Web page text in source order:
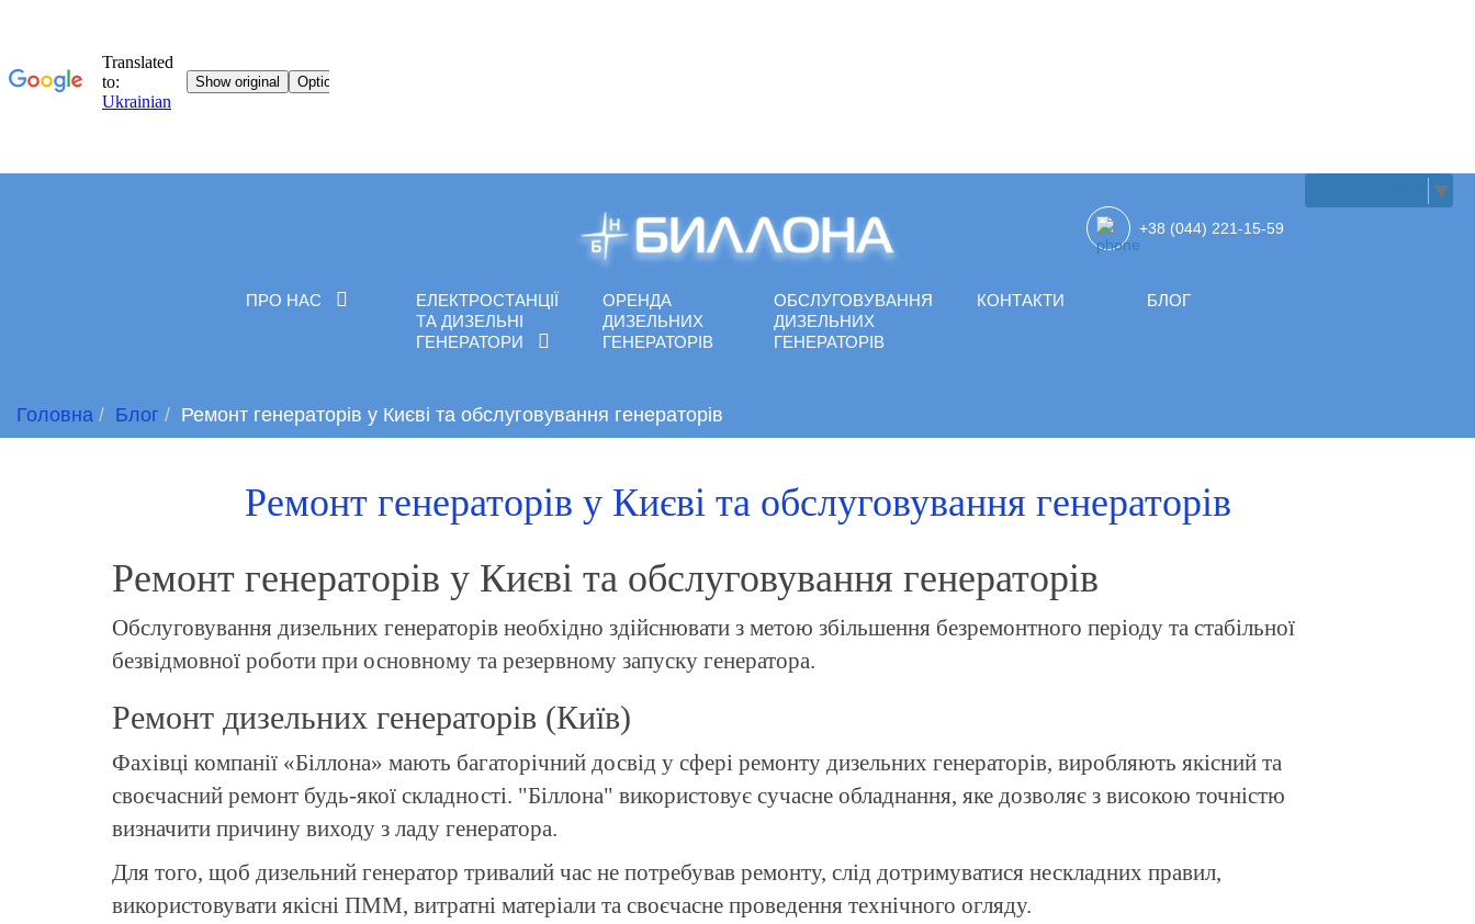
▼
+38 (044) 221-15-59
ПРО НАС
ЕЛЕКТРОСТАНЦІЇ
ТА ДИЗЕЛЬНІ
ГЕНЕРАТОРИ
ОРЕНДА
ДИЗЕЛЬНИХ
ГЕНЕРАТОРІВ
ОБСЛУГОВУВАННЯ
ДИЗЕЛЬНИХ
ГЕНЕРАТОРІВ
КОНТАКТИ БЛОГ
Головна Блог Ремонт генераторів у Києві та обслуговування генераторів
Ремонт генераторів у Києві та обслуговування генераторів
Ремонт генераторів у Києві та обслуговування генераторів
Обслуговування дизельних генераторів необхідно здійснювати з метою збільшення безремонтного періоду та стабільної
безвідмовної роботи при основному та резервному запуску генератора.
Ремонт дизельних генераторів (Київ)
Фахівці компанії «Біллона» мають багаторічний досвід у сфері ремонту дизельних генераторів, виробляють якісний та
своєчасний ремонт будь-якої складності. "Біллона" використовує сучасне обладнання, яке дозволяє з високою точністю
визначити причину виходу з ладу генератора.
Для того, щоб дизельний генератор тривалий час не потребував ремонту, слід дотримуватися нескладних правил,
використовувати якісні ПММ, витратні матеріали та своєчасне проведення технічного огляду.